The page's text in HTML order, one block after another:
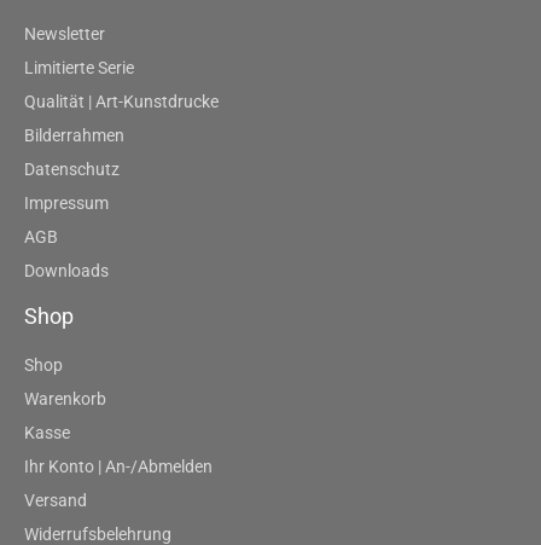
Newsletter
Limitierte Serie
Qualität | Art-Kunstdrucke
Bilderrahmen
Datenschutz
Impressum
AGB
Downloads
Shop
Shop
Warenkorb
Kasse
Ihr Konto | An-/Abmelden
Versand
Widerrufsbelehrung